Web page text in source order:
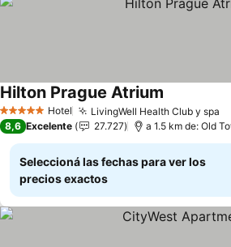
5 Estrellas Hotel LivingWell Health Club y spa
Hilton Prague Atrium
8,6 Excelente 27.727 a 1.5 km de: Old
Seleccioná las fechas para ver los
precios exactos